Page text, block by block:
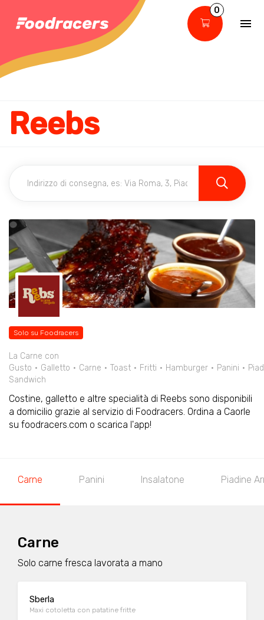
0
Reebs
Solo su Foodracers
La Carne con
Gusto
Galletto Carne Toast Fritti Hamburger Panini
Sandwich
Costine, galletto e altre specialità di Reebs sono disponibili
a domicilio grazie al servizio di Foodracers. Ordina a Caorle
su foodracers.com o scarica l'app!
Carne Panini Insalatone Piadine
Carne
Solo carne fresca lavorata a mano
Sberla
Maxi cotoletta con patatine fritte